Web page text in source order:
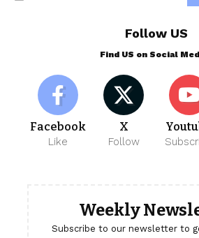
Follow US
Find US on Social
Facebook
Like
X
Follow
Weekly
Subscribe to our newsletter to